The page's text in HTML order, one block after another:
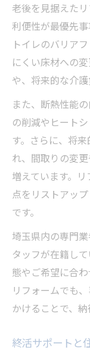
老後を見据えた
利便性が最優先
トイレのバリア
にくい床材への
や、将来的な介護
また、断熱性能
の削減やヒート
す。さらに、将
れ、間取りの変
増えています。
点をリストアッ
です。
埼玉県内の専門
タッフが在籍し
態やご希望に合
リフォームでも
かけることで、
終活サポートと